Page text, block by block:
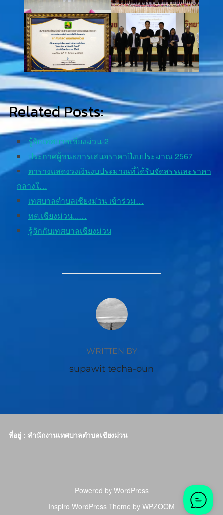
Related Posts:
รู้จักเทศบาลเชียงม่วน-2
ประกาศผู้ชนะการเสนอราคาปีงบประมาณ 2567
ตารางเเสดงวงเงินงบประมาณที่ได้รับจัดสรรเเละราคา
กลางใ…
เทศบาลตำบลเชียงม่วน เข้าร่วม…
ทต.เชียงม่วน...…
รู้จักกับเทศบาลเชียงม่วน
POST AUTHOR
WRITTEN BY
supawit techa-oun
ที่อยู่ : สำนักงานเทศบาลตำบลเชียงม่วน
Powered by WordPress
Inspiro WordPress Theme by WPZOOM